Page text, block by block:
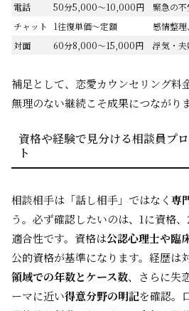
電話
50分5,000〜10,000円 緊急の
チャット
1往復単価〜定額 感情整
対面
60分8,000〜15,000円 浮気・
補足として、恋愛カウンセリング料
無理のない継続こそ成果につながりま
資格や経験で見分ける相談員プ
ト
相談相手は「話し相手」ではなく 専
う。必ず確認したいのは、1に資格
適合性です。資格は公認心理士や臨
公的資格が基準になります。経歴は
領域での年数とケース数、さらに失
ーマに近い得意分野の明記を確認。